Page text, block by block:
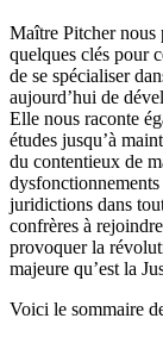
Maître Pitcher nous
quelques clés pour
de se spécialiser
aujourd’hui de
Elle nous raconte
études jusqu’à
du contentieux de
dysfonctionnements
juridictions dans
confrères à
provoquer la
majeure qu’est la
Voici le sommaire